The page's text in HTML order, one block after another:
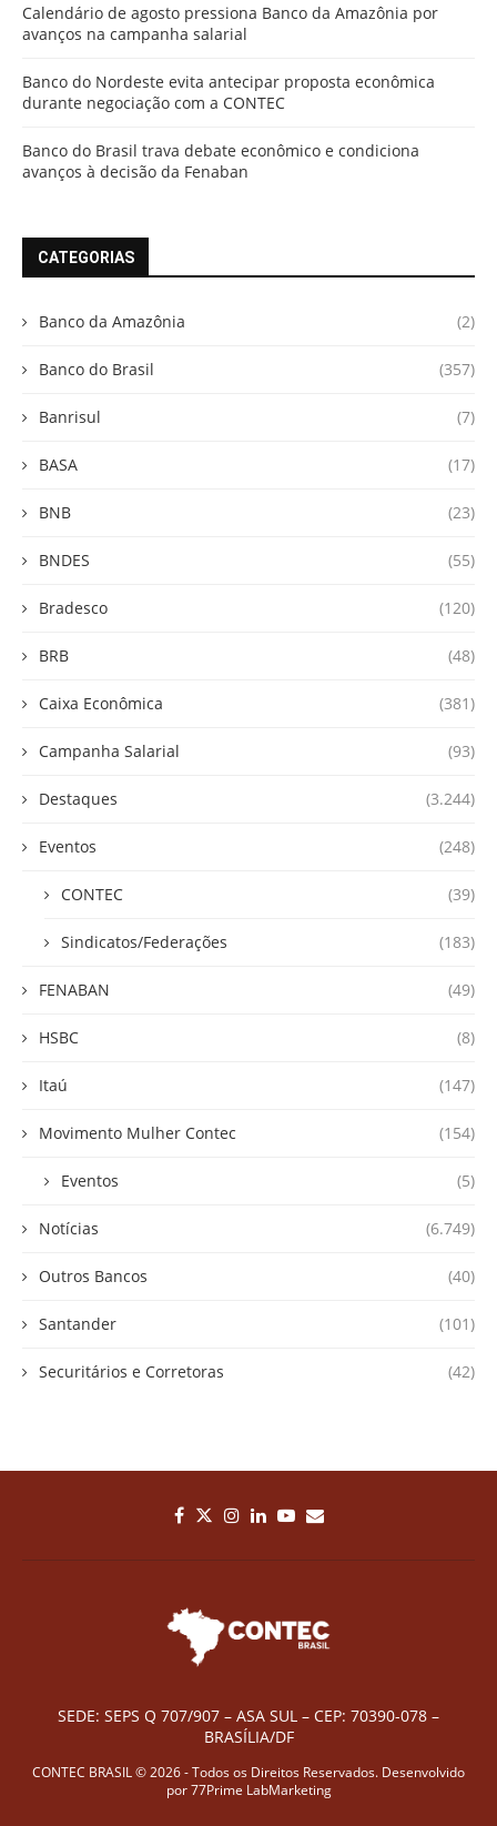
Calendário de agosto pressiona Banco da Amazônia por
avanços na campanha salarial
Banco do Nordeste evita antecipar proposta econômica
durante negociação com a CONTEC
Banco do Brasil trava debate econômico e condiciona
avanços à decisão da Fenaban
CATEGORIAS
Banco da Amazônia (2)
Banco do Brasil (357)
Banrisul (7)
BASA (17)
BNB (23)
BNDES (55)
Bradesco (120)
BRB (48)
Caixa Econômica (381)
Campanha Salarial (93)
Destaques (3.244)
Eventos (248)
CONTEC (39)
Sindicatos/Federações (183)
FENABAN (49)
HSBC (8)
Itaú (147)
Movimento Mulher Contec (154)
Eventos (5)
Notícias (6.749)
Outros Bancos (40)
Santander (101)
Securitários e Corretoras (42)
SEDE: SEPS Q 707/907 – ASA SUL – CEP: 70390-078 –
BRASÍLIA/DF
CONTEC BRASIL © 2026 - Todos os Direitos Reservados. Desenvolvido
por77Prime LabMarketing